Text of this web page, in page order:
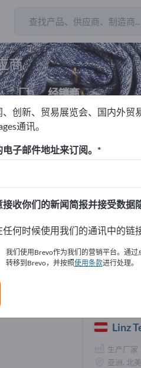
商
经销商
2
與產品資訊。
訊
捻线 供應商 (21)
Linz
生产厂家
亚洲, 北
、创新、贸易展览会、国内外
通讯。
子邮件地址来订阅。
收你们的新闻简报并接受数据
何时候使用我们的通讯中的链
我们使用Brevo作为我们的营销平台。通
转移到Brevo，并按照使用条款进行处理。